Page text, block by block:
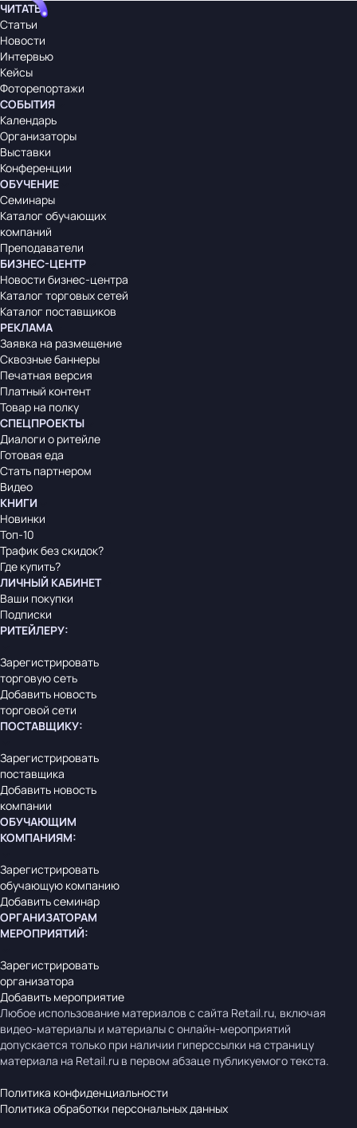
ЧИТАТЬ
Статьи
Новости
Интервью
Кейсы
Фоторепортажи
СОБЫТИЯ
Календарь
Организаторы
Выставки
Конференции
ОБУЧЕНИЕ
Семинары
Каталог обучающих
компаний
Преподаватели
БИЗНЕС-ЦЕНТР
Новости бизнес-центра
Каталог торговых сетей
Каталог поставщиков
РЕКЛАМА
Заявка на размещение
Сквозные баннеры
Печатная версия
Платный контент
Товар на полку
СПЕЦПРОЕКТЫ
Диалоги о ритейле
Готовая еда
Стать партнером
Видео
КНИГИ
Новинки
Топ-10
Трафик без скидок?
Где купить?
ЛИЧНЫЙ КАБИНЕТ
Ваши покупки
Подписки
РИТЕЙЛЕРУ:
Зарегистрировать
торговую сеть
Добавить новость
торговой сети
ПОСТАВЩИКУ:
Зарегистрировать
поставщика
Добавить новость
компании
ОБУЧАЮЩИМ
КОМПАНИЯМ:
Зарегистрировать
обучающую компанию
Добавить семинар
ОРГАНИЗАТОРАМ
МЕРОПРИЯТИЙ:
Зарегистрировать
организатора
Добавить мероприятие
Любое использование материалов с сайта Retail.ru, включая
видео-материалы и материалы с онлайн-мероприятий
допускается только при наличии гиперссылки на страницу
материала на Retail.ru в первом абзаце публикуемого текста.
Политика конфиденциальности
Политика обработки персональных данных